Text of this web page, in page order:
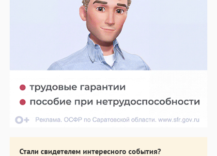
Стали свидетелем интересного события?